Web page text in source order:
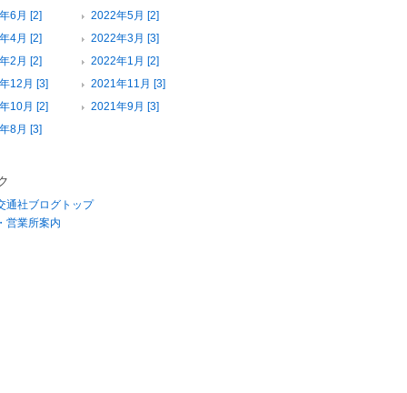
6月 [2]
2022年5月 [2]
4月 [2]
2022年3月 [3]
2月 [2]
2022年1月 [2]
12月 [3]
2021年11月 [3]
10月 [2]
2021年9月 [3]
8月 [3]
通社ブログトップ
営業所案内